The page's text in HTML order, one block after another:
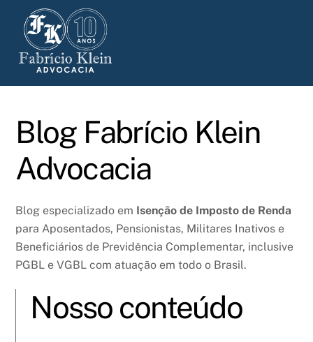
content
Blog Fabrício Klein
Advocacia
Blog especializado em Isenção de Imposto de Renda
para Aposentados, Pensionistas, Militares Inativos e
Beneficiários de Previdência Complementar, inclusive
PGBL e VGBL com atuação em todo o Brasil.
Nosso conteúdo